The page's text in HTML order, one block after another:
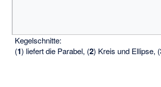
Kegelschnitte:
(1) liefert die Parabel, (2) Kreis und Ellipse, (